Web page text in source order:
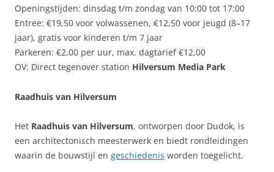
Openingstijden: dinsdag t/m zondag van 10:00 tot 17:00
Entree: €19,50 voor volwassenen, €12,50 voor jeugd (8–17
jaar), gratis voor kinderen t/m 7 jaar
Parkeren: €2,00 per uur, max. dagtarief €12,00
OV: Direct tegenover station Hilversum Media Park
Raadhuis van Hilversum
Het Raadhuis van Hilversum, ontworpen door Dudok, is
een architectonisch meesterwerk en biedt rondleidingen
waarin de bouwstijl en geschiedenis worden toegelicht.